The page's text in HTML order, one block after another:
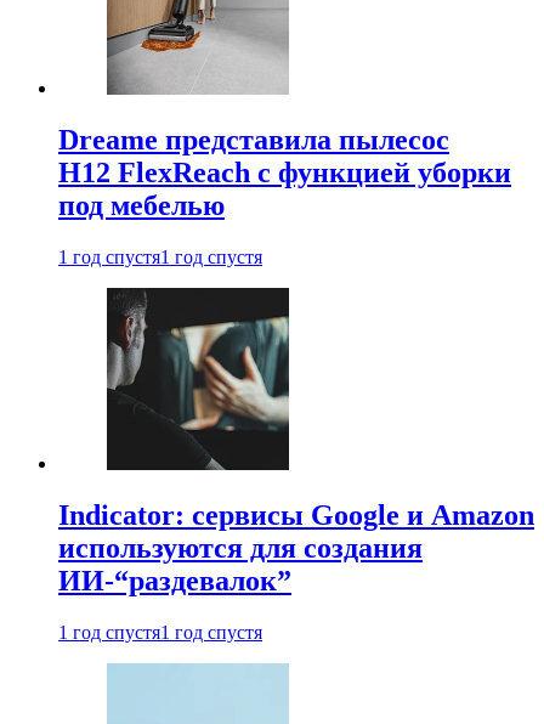
Dreame представила пылесос
H12 FlexReach с функцией уборки
под мебелью
1 год спустя1 год спустя
Indicator: сервисы Google и Amazon
используются для создания
ИИ-“раздевалок”
1 год спустя1 год спустя